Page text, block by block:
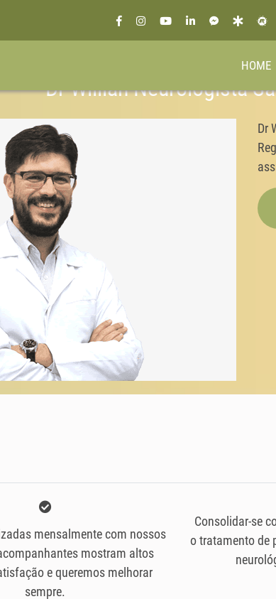
HOME
Dr Willian Neurologista
Dr
mensalmente com nossos
mostram altos
e queremos melhorar
sempre.
Consolidar-se
o tratamento de